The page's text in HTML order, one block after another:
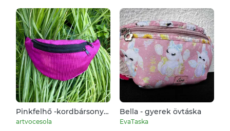
Pinkfelhő -kordbársony
Övtáska
artvocesola
Bella - gyerek övtáska
EvaTaska